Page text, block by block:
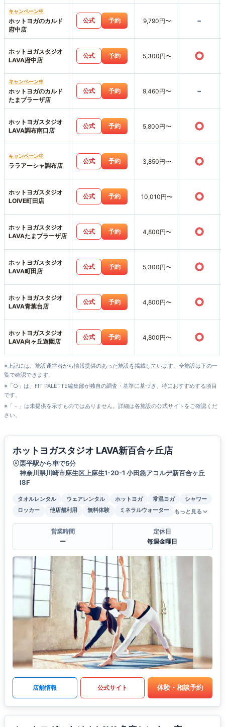
キャンペーン中
ホットヨガのカルド
府中店
公式 予約 9,790円〜 -
ホットヨガスタジオ
LAVA府中店
公式 予約 5,300円〜 ○
キャンペーン中
ホットヨガのカルド
たまプラーザ店
公式 予約 9,460円〜 -
ホットヨガスタジオ
LAVA調布南口店
公式 予約 5,800円〜 ○
キャンペーン中
ララアーシャ調布店
公式 予約 3,850円〜 ○
ホットヨガスタジオ
LOIVE町田店
公式 予約 10,010円〜 ○
ホットヨガスタジオ
LAVAたまプラーザ店
公式 予約 4,800円〜 ○
ホットヨガスタジオ
LAVA町田店
公式 予約 5,300円〜 ○
ホットヨガスタジオ
LAVA青葉台店
公式 予約 4,800円〜 ○
ホットヨガスタジオ
LAVA向ヶ丘遊園店
公式 予約 4,800円〜 ○
※上記には、施設運営者から情報提供のあった施設を掲載しています。全施設は下の一
覧で確認できます。
※「○」は、FIT PALETTE編集部が独自の調査・基準に基づき、特におすすめする項目
です。
※「－」は未提供を示すものではありません。詳細は各施設の公式サイトをご確認くだ
さい。
ホットヨガスタジオ LAVA新百合ヶ丘店
栗平駅から車で5分
神奈川県川崎市麻生区上麻生1-20-1 小田急アコルデ新百合ヶ丘
Ⅰ8F
タオルレンタル ウェアレンタル ホットヨガ 常温ヨガ
シャワー
ロッカー
他店舗利用 無料体験 ミネラルウォーター もっと見る
営業時間
ー
定休日
毎週金曜日
店舗情報 公式サイト 体験・相談予約